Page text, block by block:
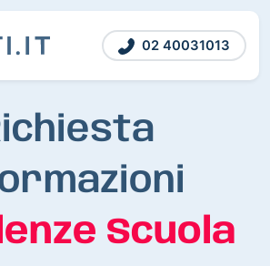
02 40031013
Scuola